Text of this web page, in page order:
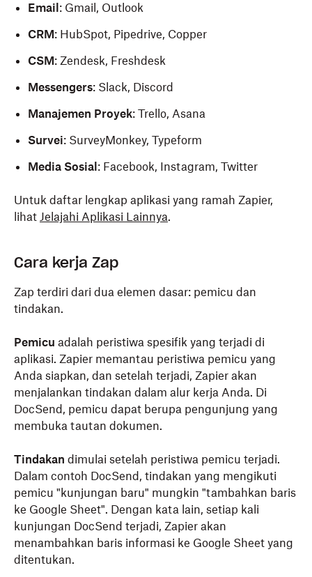
Email : Gmail, Outlook
CRM: HubSpot, Pipedrive, Copper
CSM: Zendesk, Freshdesk
Messengers: Slack, Discord
Manajemen Proyek: Trello, Asana
Survei: SurveyMonkey, Typeform
Media Sosial : Facebook, Instagram, Twitter
Untuk daftar lengkap aplikasi yang ramah Zapier,
lihat Jelajahi Aplikasi Lainnya.
Cara kerja Zap
Zap terdiri dari dua elemen dasar: pemicu dan
tindakan.
Pemicu adalah peristiwa spesifik yang terjadi di
aplikasi. Zapier memantau peristiwa pemicu yang
Anda siapkan, dan setelah terjadi, Zapier akan
menjalankan tindakan dalam alur kerja Anda. Di
DocSend, pemicu dapat berupa pengunjung yang
membuka tautan dokumen.
Tindakan dimulai setelah peristiwa pemicu terjadi.
Dalam contoh DocSend, tindakan yang mengikuti
pemicu "kunjungan baru" mungkin "tambahkan baris
ke Google Sheet". Dengan kata lain, setiap kali
kunjungan DocSend terjadi, Zapier akan
menambahkan baris informasi ke Google Sheet yang
ditentukan.